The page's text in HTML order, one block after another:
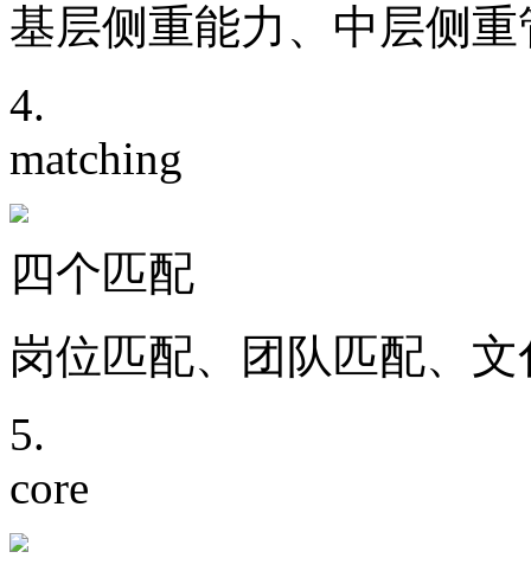
基层侧重能力、中层侧
4.
matching
四个匹配
岗位匹配、团队匹配、
5.
core